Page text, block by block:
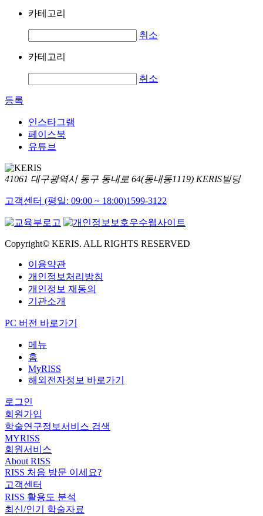
카테고리
취소
카테고리
취소
등록
인스타그램
페이스북
유튜브
41061 대구광역시 동구 동내로 64(동내동1119) KERIS빌딩
고객센터 (평일: 09:00 ~ 18:00)1599-3122
Copyright© KERIS. ALL RIGHTS RESERVED
이용약관
개인정보처리방침
개인정보 재동의
기관소개
PC 버전 바로가기
메뉴
홈
MyRISS
해외전자정보 바로가기
로그인
회원가입
학술연구정보서비스 검색
MYRISS
회원서비스
About RISS
RISS 처음 방문 이세요?
고객센터
RISS 활용도 분석
최신/인기 학술자료